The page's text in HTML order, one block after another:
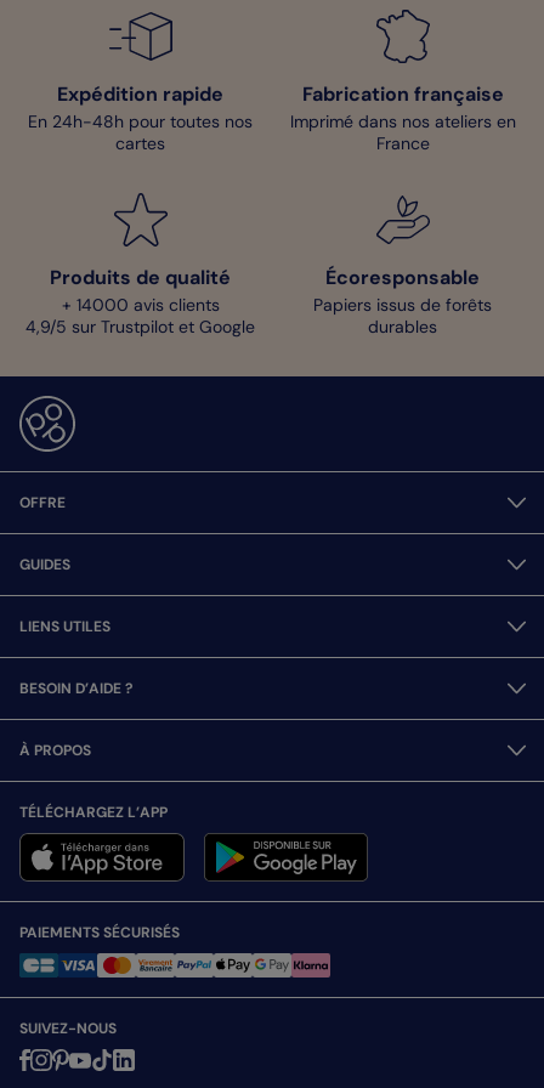
Expédition rapide
En 24h-48h pour toutes nos
cartes
Fabrication française
Imprimé dans nos ateliers en
France
Produits de qualité
+ 14000 avis clients
4,9/5 sur Trustpilot et Google
Écoresponsable
Papiers issus de forêts
durables
OFFRE
GUIDES
LIENS UTILES
BESOIN D’AIDE ?
À PROPOS
TÉLÉCHARGEZ L’APP
PAIEMENTS SÉCURISÉS
SUIVEZ-NOUS